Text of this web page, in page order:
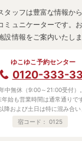
タッフは豊富な情報か
ミュニケーターです。
設情報をご案内いたしま
ゆこゆこ予約センター
0120-333-
中無休（9:00～21:00受付）。
年始も営業時間は通常通りです
降および土日は特に混み合い
宿コード： 0125